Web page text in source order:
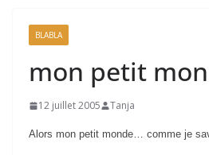
BLABLA
mon petit
12 juillet 2005 Tanja
Alors mon petit monde… comme je